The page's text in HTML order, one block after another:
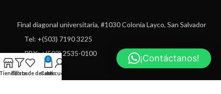
Final diagonal universitaria, #1030 Colonia Layco, San Salvador
Tel: +(503) 7190 3225
PBX: +(503) 2535-0100
Filtros
Lista de deseos
0
Carro
Mi cuenta
¡Contáctanos!